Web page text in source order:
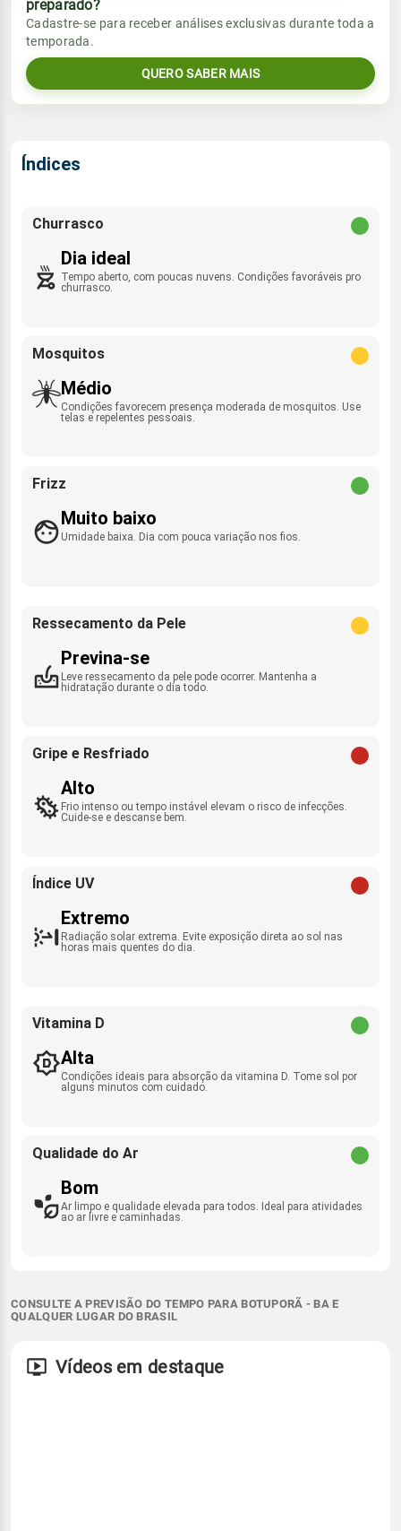
Umidade do ar
35%93%
Rajada de vento
Sol
06:07h às 17:43h
Lua
Chuva
0.0mm
Umidade do ar
Vento
ESE - 16km/h
Rajada de vento
Sol
preparado?
Cadastre-se para receber análises exclusivas durante toda a
temporada.
QUERO SABER MAIS
Índices
Churrasco
Dia ideal
Tempo aberto, com poucas nuvens. Condições favoráveis pro
churrasco.
Mosquitos
Médio
Condições favorecem presença moderada de mosquitos. Use
telas e repelentes pessoais.
Frizz
Muito baixo
Umidade baixa. Dia com pouca variação nos fios.
Ressecamento da Pele
Previna-se
Leve ressecamento da pele pode ocorrer. Mantenha a
hidratação durante o dia todo.
Gripe e Resfriado
Alto
Frio intenso ou tempo instável elevam o risco de infecções.
Cuide-se e descanse bem.
Índice UV
Extremo
Radiação solar extrema. Evite exposição direta ao sol nas
horas mais quentes do dia.
Vitamina D
Alta
Condições ideais para absorção da vitamina D. Tome sol por
alguns minutos com cuidado.
Qualidade do Ar
Bom
Ar limpo e qualidade elevada para todos. Ideal para atividades
ao ar livre e caminhadas.
CONSULTE A PREVISÃO DO TEMPO PARA BOTUPORÃ - BA E
QUALQUER LUGAR DO BRASIL
Vídeos em destaque